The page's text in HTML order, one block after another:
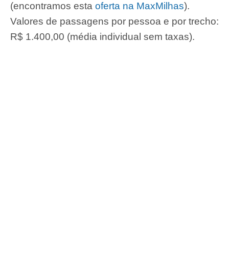
(encontramos esta oferta na MaxMilhas).
Valores de passagens por pessoa e por trecho:
R$ 1.400,00 (média individual sem taxas).